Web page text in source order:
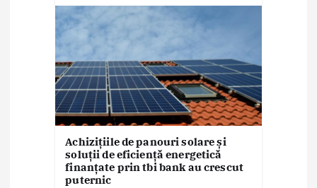
Achizițiile de panouri solare și
soluții de eficiență energetică
finanțate prin tbi bank au crescut
puternic